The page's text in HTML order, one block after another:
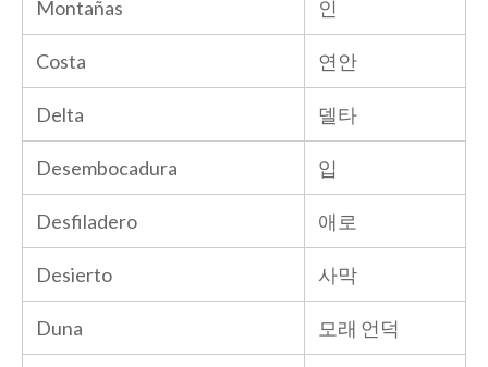
Montañas 인
Costa 연안
Delta 델타
Desembocadura 입
Desfiladero 애로
Desierto 사막
Duna 모래 언덕